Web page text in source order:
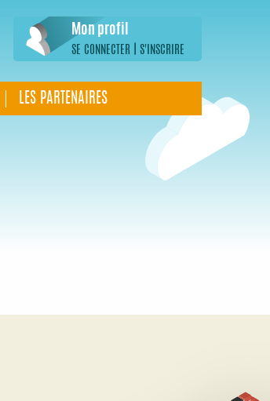
Mon profil
SE CONNECTER S'INSCRIRE
LES PARTENAIRES